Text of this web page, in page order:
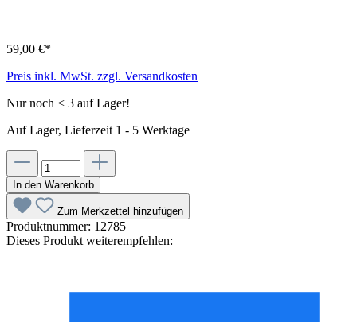
59,00 €*
Preis inkl. MwSt. zzgl. Versandkosten
Nur noch < 3 auf Lager!
Auf Lager, Lieferzeit 1 - 5 Werktage
In den Warenkorb
Zum Merkzettel hinzufügen
Produktnummer: 12785
Dieses Produkt weiterempfehlen: